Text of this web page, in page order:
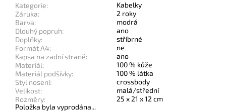
Kategorie:
Kabelky
Záruka:
2 roky
Barva:
modrá
Dlouhý popruh:
ano
Doplňky:
stříbrné
Formát A4:
ne
Kapsa na zadní straně:
ano
Materiál:
100 % kůže
Materiál podšívky:
100 % látka
Styl nosení:
crossbody
Velikost:
malá/střední
Rozměry:
25 x 21 x 12 cm
Položka byla vyprodána...